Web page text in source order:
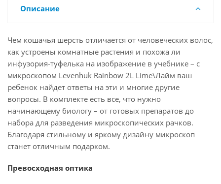
Описание
Чем кошачья шерсть отличается от человеческих волос,
как устроены комнатные растения и похожа ли
инфузория-туфелька на изображение в учебнике – с
микроскопом Levenhuk Rainbow 2L Lime\Лайм ваш
ребенок найдет ответы на эти и многие другие
вопросы. В комплекте есть все, что нужно
начинающему биологу – от готовых препаратов до
набора для разведения микроскопических рачков.
Благодаря стильному и яркому дизайну микроскоп
станет отличным подарком.
Превосходная оптика